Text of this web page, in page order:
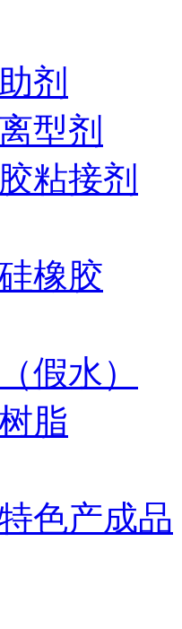
剂
型剂
粘接剂
橡胶
假水）
脂
色产成品